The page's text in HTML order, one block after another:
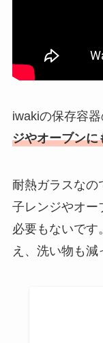
iwakiの保存容
ジやオーブンに
耐熱ガラスなの
子レンジやオー
必要もないです
え、洗い物も減